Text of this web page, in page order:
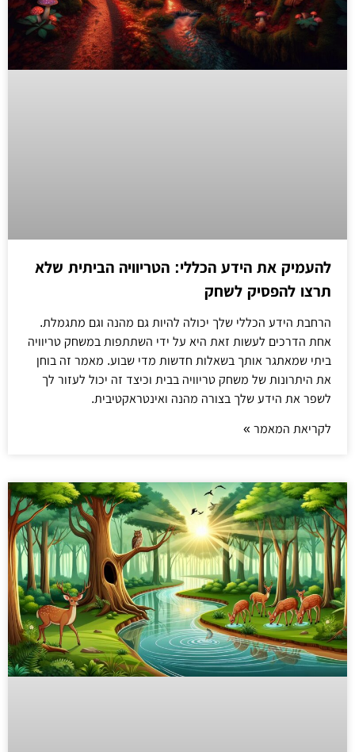
להעמיק את הידע הכללי: הטריוויה הביתית שלא
תרצו להפסיק לשחק
הרחבת הידע הכללי שלך יכולה להיות גם מהנה וגם מתגמלת.
אחת הדרכים לעשות זאת היא על ידי השתתפות במשחק טריוויה
ביתי שמאתגר אותך בשאלות חדשות מדי שבוע. מאמר זה בוחן
את היתרונות של משחק טריוויה בבית וכיצד זה יכול לעזור לך
לשפר את הידע שלך בצורה מהנה ואינטראקטיבית.
לקריאת המאמר »